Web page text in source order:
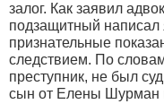
залог. Как заявил
подзащитный написал
признательные
следствием. По
преступник, не был
сын от Елены Шурман